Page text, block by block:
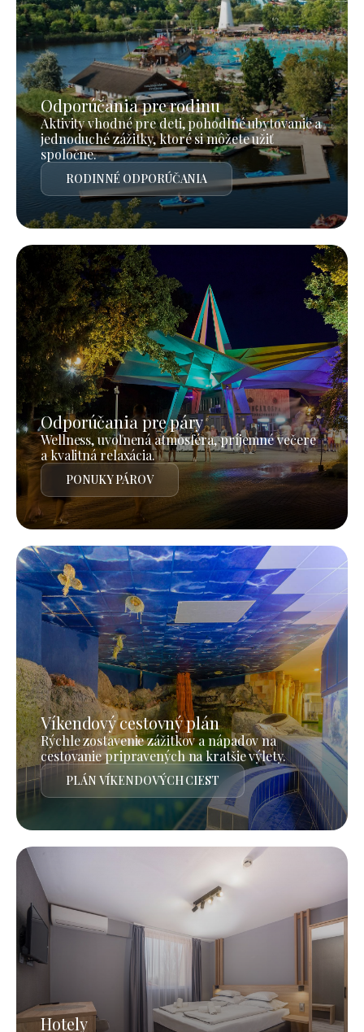
Odporúčania pre rodinu
Aktivity vhodné pre deti, pohodlné ubytovanie a
jednoduché zážitky, ktoré si môžete užiť
spoločne.
RODINNÉ ODPORÚČANIA
Odporúčania pre páry
Wellness, uvoľnená atmosféra, príjemné večere
a kvalitná relaxácia.
PONUKY PÁROV
Víkendový cestovný plán
Rýchle zostavenie zážitkov a nápadov na
cestovanie pripravených na kratšie výlety.
PLÁN VÍKENDOVÝCH CIEST
Hotely